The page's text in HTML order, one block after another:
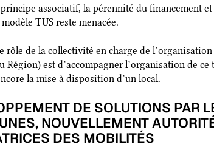
associatif, la pérennité du financement
TUS reste menacée.
rôle de la collectivité en charge de
Région) est d’accompagner l’organisation de
la mise à disposition d’un local.
DE SOLUTIONS PAR
NOUVELLEMENT
DES MOBILITÉS